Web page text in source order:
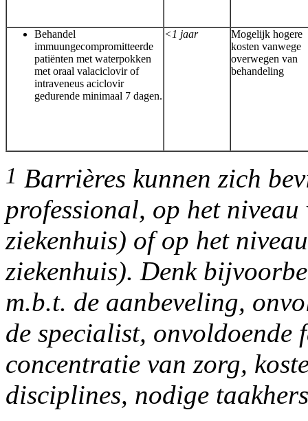
Behandel
immuungecompromitteerde
patiënten met waterpokken
met oraal valaciclovir of
intraveneus aciclovir
gedurende minimaal 7 dagen.
<1 jaar
Mogelijk hogere
kosten vanwege
overwegen van
behandeling
1 Barrières kunnen zich
professional, op het
ziekenhuis) of op het
ziekenhuis). Denk
m.b.t. de aanbeveling,
de specialist,
concentratie van zorg,
disciplines, nodige